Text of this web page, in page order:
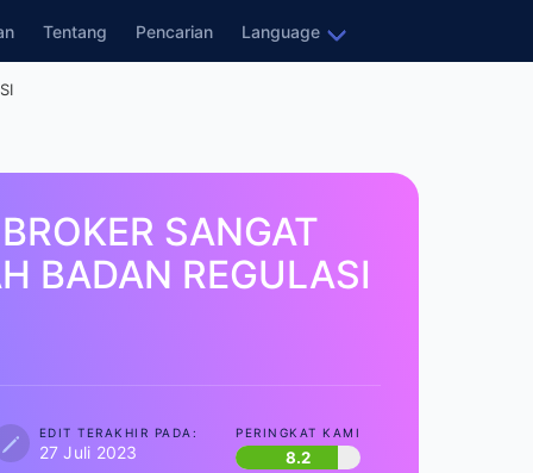
Tentang Pencarian Language
SANGAT
BADAN REGULASI
EDIT TERAKHIR PADA:
27 Juli 2023
PERINGKAT KAMI
8.2